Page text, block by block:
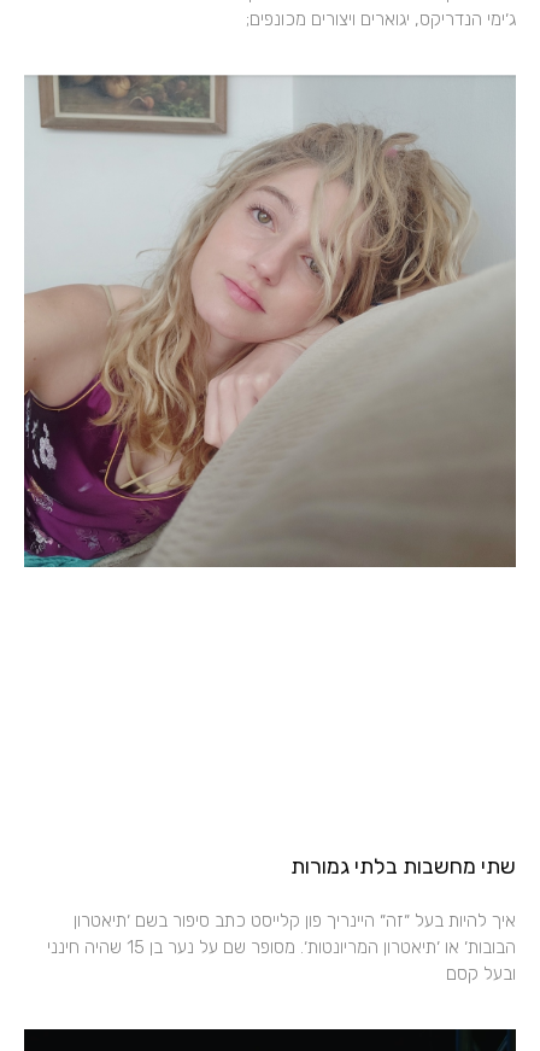
ג׳ימי הנדריקס, יגוארים ויצורים מכונפים;
שתי מחשבות בלתי גמורות
איך להיות בעל ״זה״ היינריך פון קלייסט כתב סיפור בשם ׳תיאטרון
הבובות׳ או ׳תיאטרון המריונטות׳. מסופר שם על נער בן 15 שהיה חינני
ובעל קסם